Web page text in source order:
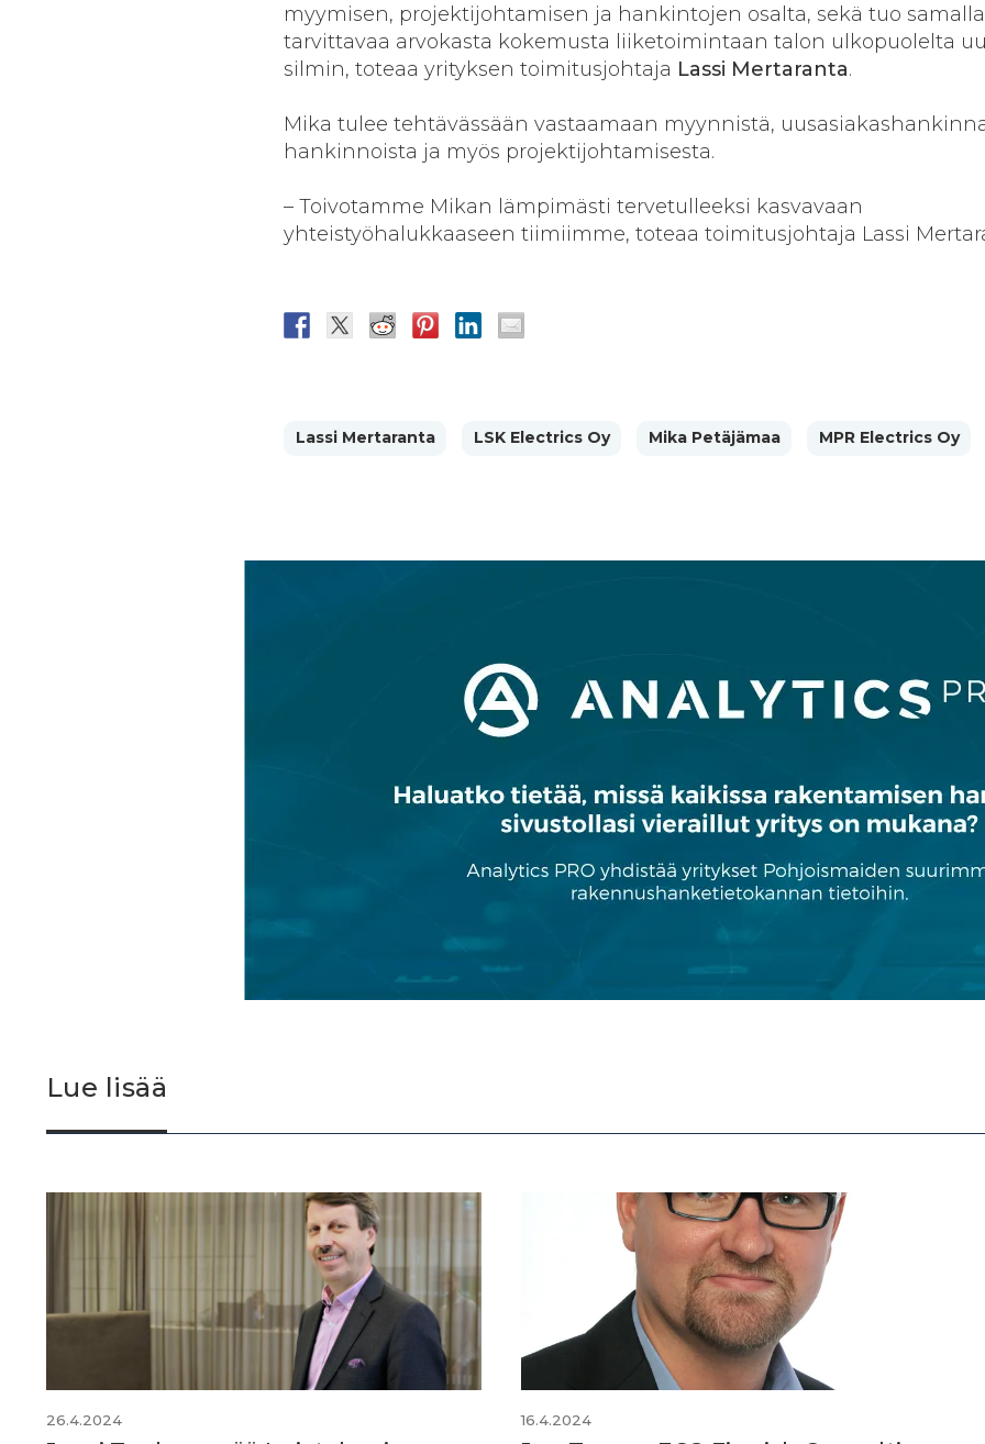
myymisen, projektijohtamisen ja hankintojen osalta, sekä tuo samalla
tarvittavaa arvokasta kokemusta liiketoimintaan talon ulkopuolelta
silmin, toteaa yrityksen toimitusjohtaja Lassi Mertaranta.
Mika tulee tehtävässään vastaamaan myynnistä,
hankinnoista ja myös projektijohtamisesta.
– Toivotamme Mikan lämpimästi tervetulleeksi kasvavaan
yhteistyöhalukkaaseen tiimiimme, toteaa toimitusjohtaja Lassi
Lassi Mertaranta LSK Electrics Oy Mika Petäjämaa MPR Electrics Oy
Lue lisää
26.4.2024 16.4.2024